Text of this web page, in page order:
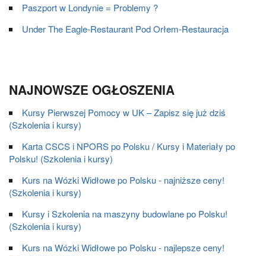
Paszport w Londynie = Problemy ?
Under The Eagle-Restaurant Pod Orłem-Restauracja
NAJNOWSZE OGŁOSZENIA
Kursy Pierwszej Pomocy w UK – Zapisz się już dziś
(Szkolenia i kursy)
Karta CSCS i NPORS po Polsku / Kursy i Materiały po
Polsku! (Szkolenia i kursy)
Kurs na Wózki Widłowe po Polsku - najniższe ceny!
(Szkolenia i kursy)
Kursy i Szkolenia na maszyny budowlane po Polsku!
(Szkolenia i kursy)
Kurs na Wózki Widłowe po Polsku - najlepsze ceny!